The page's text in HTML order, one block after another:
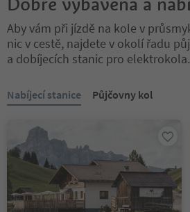
Aby vám při jízdě na kole v
nic v cestě, najdete v okolí řadu
a dobíjecích stanic pro elektrokola.
Nacházíte se na tabulkovém
Nabíjecí stanice Půjčovny kol